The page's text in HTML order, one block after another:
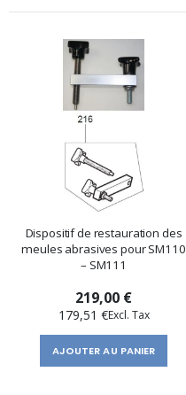
Dispositif de restauration des
meules abrasives pour SM110
– SM111
219,00 €
179,51 €
AJOUTER AU PANIER